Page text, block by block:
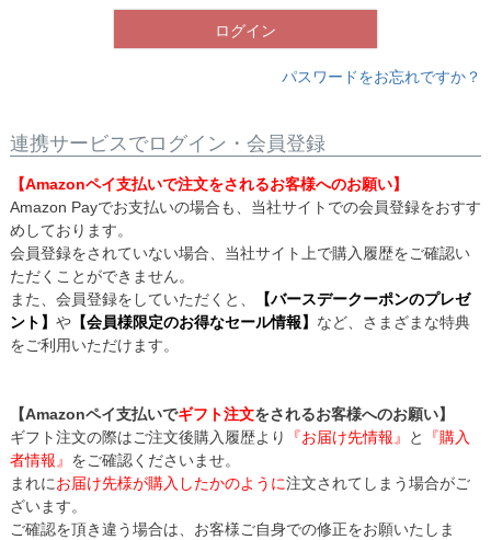
ログイン
パスワードをお忘れですか？
連携サービスでログイン・会員登録
【Amazonペイ支払いで注文をされるお客様へのお願い】
Amazon Payでお支払いの場合も、当社サイトでの会員登録をおすす
めしております。
会員登録をされていない場合、当社サイト上で購入履歴をご確認い
ただくことができません。
また、会員登録をしていただくと、
【バースデークーポンのプレゼ
ント】 や【会員様限定のお得なセール情報】 など、さまざまな特典
をご利用いただけます。
【Amazonペイ支払いでギフト注文をされるお客様へのお願い】
ギフト注文の際はご注文後購入履歴より
『お届け先情報』 と
『購入
者情報』 をご確認くださいませ。
まれにお届け先様が購入したかのように注文されてしまう場合がご
ざいます。
ご確認を頂き違う場合は、お客様ご自身での修正をお願いたしま